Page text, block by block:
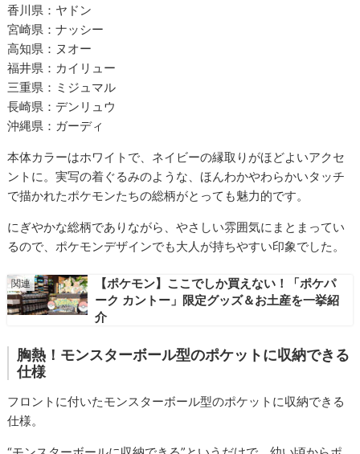
香川県：ヤドン
宮崎県：ナッシー
高知県：ヌオー
福井県：カイリュー
三重県：ミジュマル
長崎県：デンリュウ
沖縄県：ガーディ
本体カラーはホワイトで、ネイビーの縁取りがほどよいアクセ
ントに。実写の着ぐるみのような、ほんわかやわらかいタッチ
で描かれたポケモンたちの総柄がとっても魅力的です。
にぎやかな総柄でありながら、やさしい雰囲気にまとまってい
るので、ポケモンデザインでも大人が持ちやすい印象でした。
【ポケモン】ここでしか買えない！「ポケパ
ーク カントー」限定グッズ＆お土産を一挙紹
介
胸熱！モンスターボール型のポケットに収納できる
仕様
フロントに付いたモンスターボール型のポケットに収納できる
仕様。